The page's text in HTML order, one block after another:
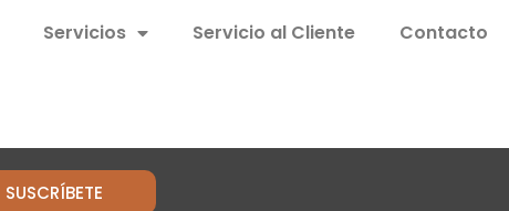
Servicios Servicio al Cliente Contacto
SUSCRÍBETE